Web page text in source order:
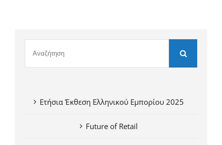
Ετήσια Έκθεση Ελληνικού Εμπορίου 2025
Future of Retail